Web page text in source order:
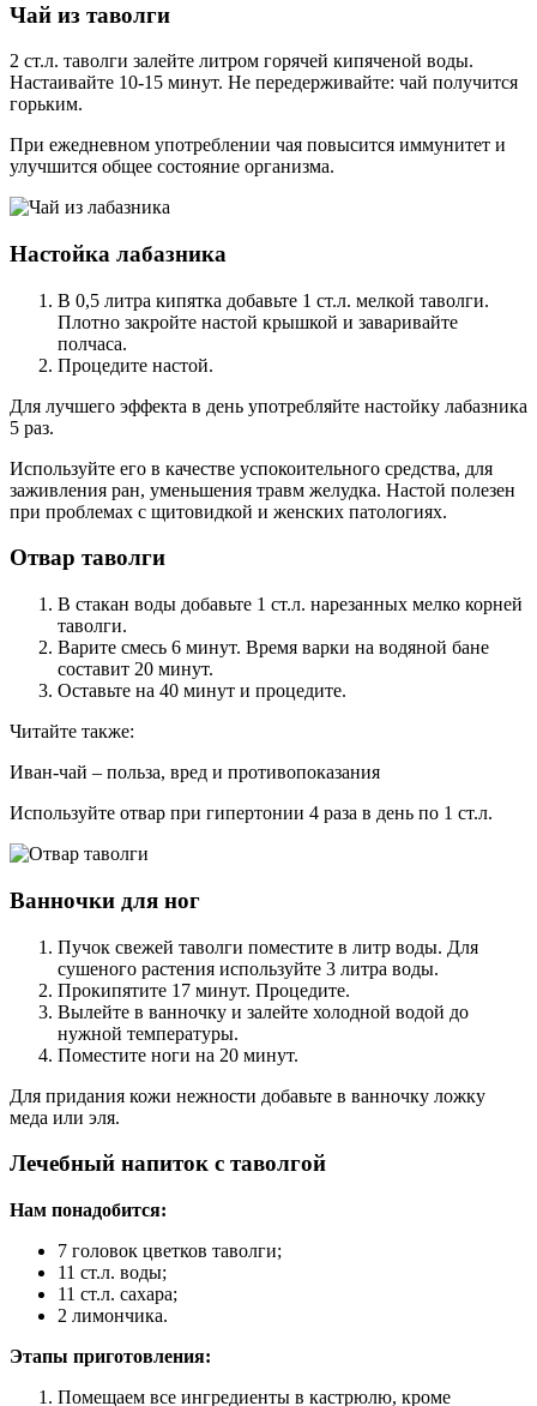
Чай из таволги
2 ст.л. таволги залейте литром горячей кипяченой воды.
Настаивайте 10-15 минут. Не передерживайте: чай получится
горьким.
При ежедневном употреблении чая повысится иммунитет и
улучшится общее состояние организма.
Настойка лабазника
В 0,5 литра кипятка добавьте 1 ст.л. мелкой таволги.
Плотно закройте настой крышкой и заваривайте
полчаса.
Процедите настой.
Для лучшего эффекта в день употребляйте настойку лабазника
5 раз.
Используйте его в качестве успокоительного средства, для
заживления ран, уменьшения травм желудка. Настой полезен
при проблемах с щитовидкой и женских патологиях.
Отвар таволги
В стакан воды добавьте 1 ст.л. нарезанных мелко корней
таволги.
Варите смесь 6 минут. Время варки на водяной бане
составит 20 минут.
Оставьте на 40 минут и процедите.
Читайте также:
Иван-чай – польза, вред и противопоказания
Используйте отвар при гипертонии 4 раза в день по 1 ст.л.
Ванночки для ног
Пучок свежей таволги поместите в литр воды. Для
сушеного растения используйте 3 литра воды.
Прокипятите 17 минут. Процедите.
Вылейте в ванночку и залейте холодной водой до
нужной температуры.
Поместите ноги на 20 минут.
Для придания кожи нежности добавьте в ванночку ложку
меда или эля.
Лечебный напиток с таволгой
Нам понадобится:
7 головок цветков таволги;
11 ст.л. воды;
11 ст.л. сахара;
2 лимончика.
Этапы приготовления:
Помещаем все ингредиенты в кастрюлю, кроме